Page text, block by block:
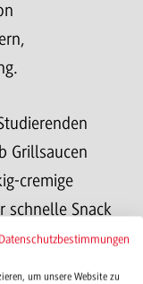
Grillsaucen
cremige
schnelle Snack
Food-Truck
Selbst
Datenschutzbestimmungen
um unsere Website zu